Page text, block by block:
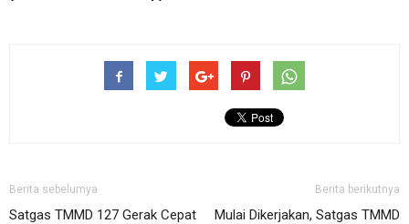
Berita sebelumya
Satgas TMMD 127 Gerak Cepat
Berita berikutnya
Mulai Dikerjakan, Satgas TMMD